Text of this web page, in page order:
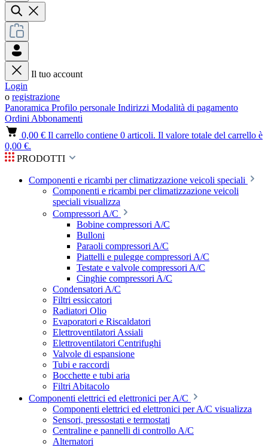
Il tuo account
Login
o registrazione
Panoramica Profilo personale Indirizzi Modalità di pagamento
Ordini Abbonamenti
0,00 € Il carrello contiene 0 articoli. Il valore totale del carrello è
0,00 €.
PRODOTTI
Componenti e ricambi per climatizzazione veicoli speciali
Componenti e ricambi per climatizzazione veicoli
speciali visualizza
Compressori A/C
Bobine compressori A/C
Bulloni
Paraoli compressori A/C
Piattelli e pulegge compressori A/C
Testate e valvole compressori A/C
Cinghie compressori A/C
Condensatori A/C
Filtri essiccatori
Radiatori Olio
Evaporatori e Riscaldatori
Elettroventilatori Assiali
Elettroventilatori Centrifughi
Valvole di espansione
Tubi e raccordi
Bocchette e tubi aria
Filtri Abitacolo
Componenti elettrici ed elettronici per A/C
Componenti elettrici ed elettronici per A/C visualizza
Sensori, pressostati e termostati
Centraline e pannelli di controllo A/C
Alternatori